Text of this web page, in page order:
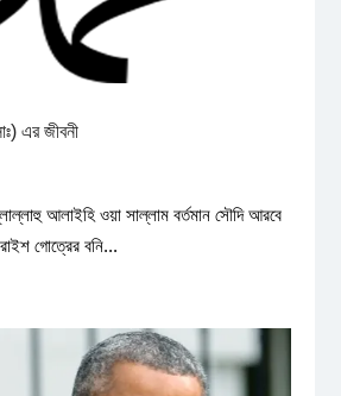
এর জীবনী
আলাইহি ওয়া সাল্লাম বর্তমান সৌদি আরবে
গোত্রের বনি...